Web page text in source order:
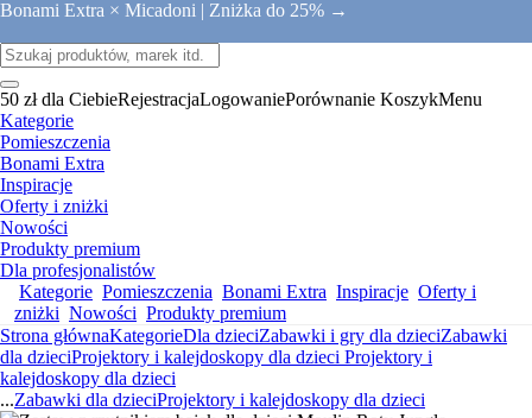
Bonami Extra × Micadoni | Zniżka do 25% →
50 zł dla CiebieRejestracjaLogowaniePorównanie KoszykMenu
Kategorie
Pomieszczenia
Bonami Extra
Inspiracje
Oferty i zniżki
Nowości
Produkty premium
Dla profesjonalistów
Kategorie Pomieszczenia Bonami Extra Inspiracje Oferty i
zniżki Nowości Produkty premium
Strona głównaKategorieDla dzieciZabawki i gry dla dzieciZabawki
dla dzieciProjektory i kalejdoskopy dla dzieci Projektory i
kalejdoskopy dla dzieci
...Zabawki dla dzieciProjektory i kalejdoskopy dla dzieci